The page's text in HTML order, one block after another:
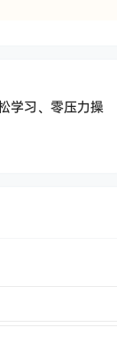
学习、零压力操